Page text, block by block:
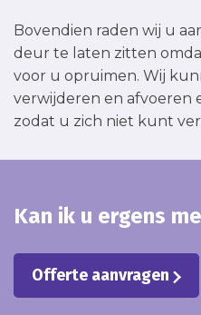
Bovendien raden wij u
deur te laten zitten
voor u opruimen. Wij
verwijderen en afvoeren
zodat u zich niet kunt
Kan ik u ergens
Offerte aanvragen